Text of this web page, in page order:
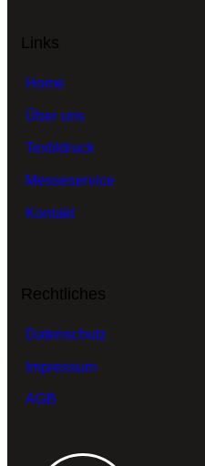
Links
Home
Über uns
Textildruck
Messeservice
Kontakt
Rechtliches
Datenschutz
Impressum
AGB